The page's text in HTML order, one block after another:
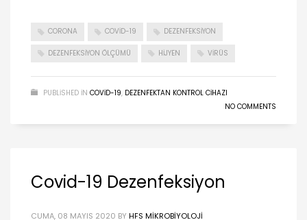
CORONA COVID-19 DEZENFEKSIYON
DEZENFEKSIYON ÖLÇÜMÜ HIJYEN VIRÜS
PUBLISHED IN COVID-19, DEZENFEKTAN KONTROL CIHAZI
NO COMMENTS
Covid-19 Dezenfeksiyon
CUMA, 08 MAYIS 2020 BY HFS MIKROBIYOLOJI